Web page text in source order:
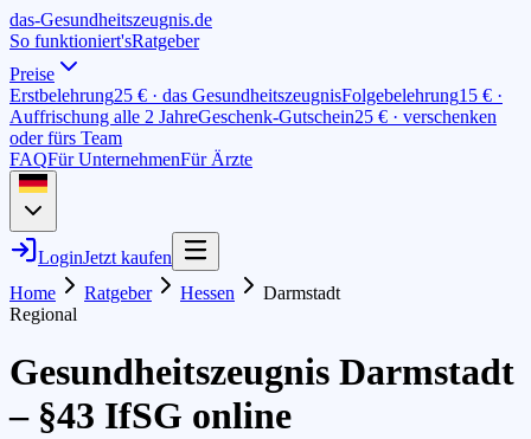
das-Gesundheitszeugnis.de
So funktioniert'sRatgeber
Preise
Erstbelehrung25 € · das GesundheitszeugnisFolgebelehrung15 € ·
Auffrischung alle 2 JahreGeschenk-Gutschein25 € · verschenken
oder fürs Team
FAQFür UnternehmenFür Ärzte
LoginJetzt kaufen
Home
Ratgeber Hessen
Darmstadt
Regional
Gesundheitszeugnis Darmstadt
– §43 IfSG online